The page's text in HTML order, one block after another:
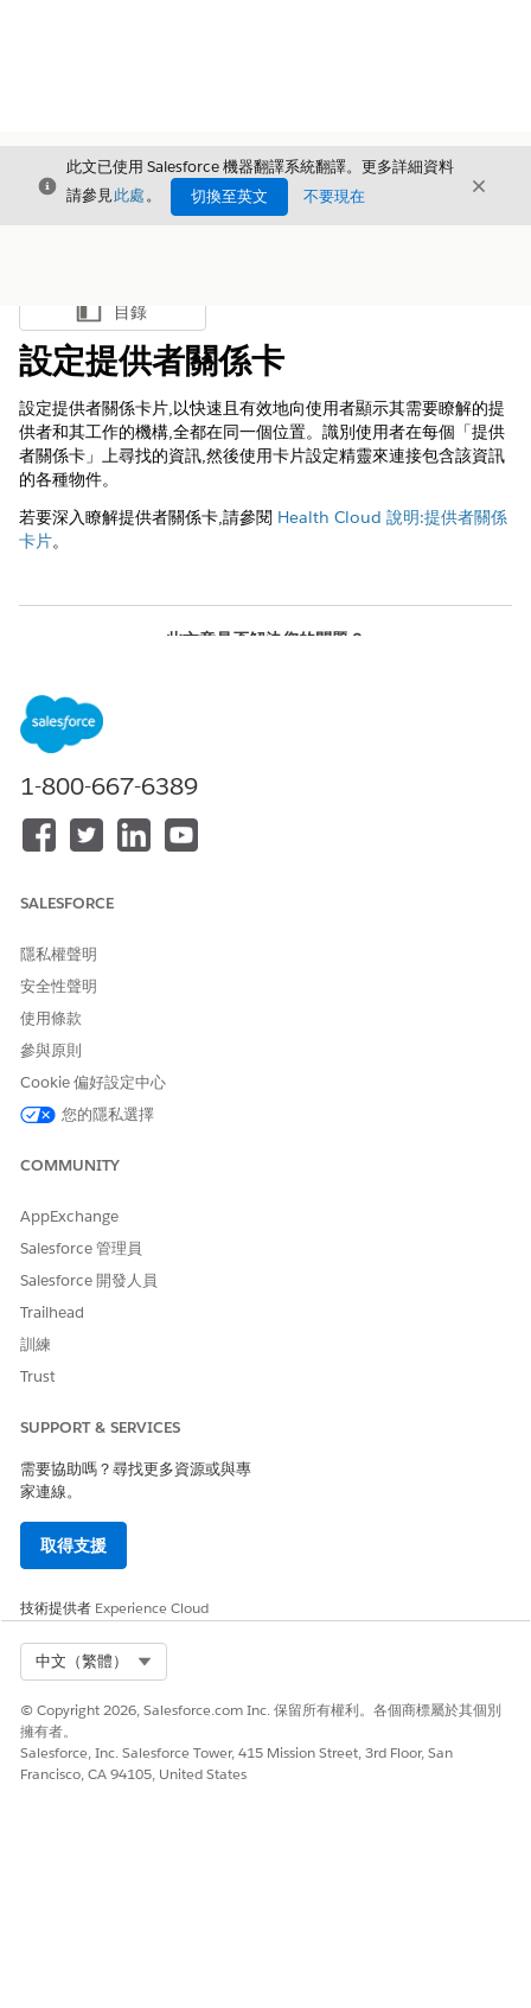
結束
此文已使用 Salesforce 機器翻譯系統翻譯。更多詳細資料
請參見此處。 切換至英文 不要現在 結束
顯示目錄
目錄
設定提供者關係卡
設定提供者關係卡片,以快速且有效地向使用者顯示其需要瞭解的提
供者和其工作的機構,全都在同一個位置。識別使用者在每個「提供
者關係卡」上尋找的資訊,然後使用卡片設定精靈來連接包含該資訊
的各種物件。
若要深入瞭解提供者關係卡,請參閱 Health Cloud 說明:提供者關係
卡片。
此文章是否解決您的問題？
1-800-667-6389
SALESFORCE
隱私權聲明
安全性聲明
使用條款
參與原則
Cookie 偏好設定中心
您的隱私選擇
COMMUNITY
AppExchange
Salesforce 管理員
Salesforce 開發人員
Trailhead
訓練
Trust
SUPPORT & SERVICES
需要協助嗎？尋找更多資源或與專
家連線。
取得支援
技術提供者 Experience Cloud
中文（繁體）
© Copyright 2026, Salesforce.com Inc. 保留所有權利。各個商標屬於其個別
擁有者。
Salesforce, Inc. Salesforce Tower, 415 Mission Street, 3rd Floor, San
Francisco, CA 94105, United States